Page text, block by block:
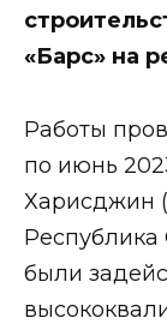
«Барс» на
Работы
по июнь
Харисджин
были